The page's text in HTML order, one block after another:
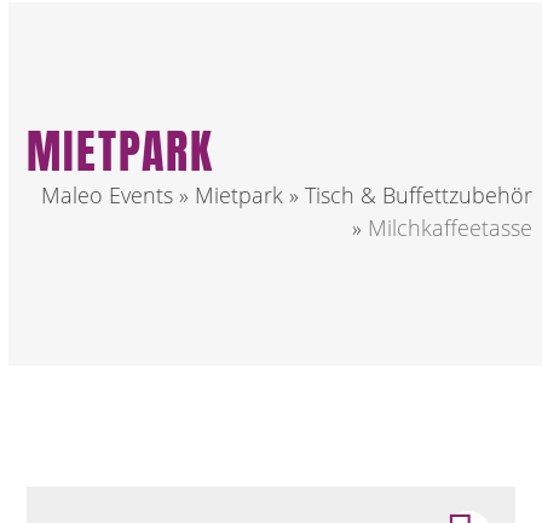
MIETPARK
Maleo Events » Mietpark »Tisch & Buffettzubehör
» Milchkaffeetasse